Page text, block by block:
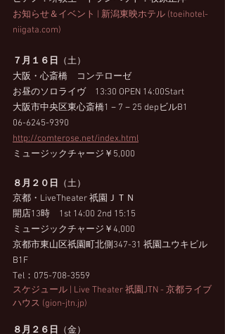
お知らせ＆イベント | 新潟東映ホテル (toeihotel-
niigata.com)
７月１６日
（土）
大阪・心斎橋　コンテローゼ
お昼のソロライヴ　13:30 OPEN 14:00Start
大阪市中央区東心斎橋1－7－25 depビルB1
06-6245-9390
http://comterose.net/index.html
ミュージックチャージ￥5,000
８月２０日
（土）
京都・LiveTheater 祇園ＪＴＮ
開店13時　1st 14:00 2nd 15:15
ミュージックチャージ￥4,000
京都市東山区祇園町北側347-31 祇園ユウキビル
B1F
Tel：075-708-3559
スケジュール | Live Theater 祇園JTN - 京都ライブ
ハウス (gion-jtn.jp)
８月２６日
（金）